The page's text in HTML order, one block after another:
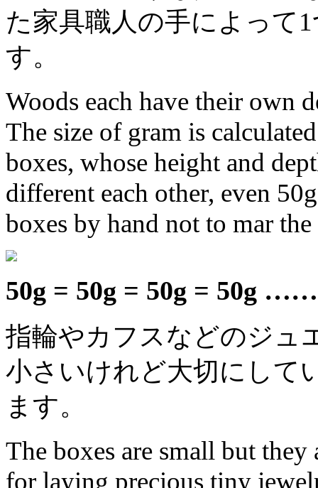
た家具職人の手によって
す。
Woods each have their own
The size of gram is
boxes, whose height and
different each other, even
boxes by hand not to mar
50g = 50g = 50g = 50g ……
指輪やカフスなどのジュ
小さいけれど大切にして
ます。
The boxes are small but they
for laying precious tiny